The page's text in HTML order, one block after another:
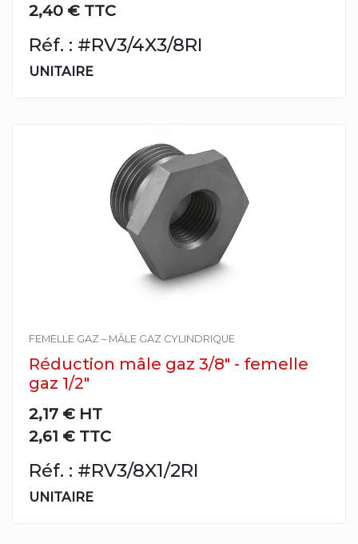
2,40 € TTC
Réf. : #RV3/4X3/8RI
UNITAIRE
FEMELLE GAZ – MÂLE GAZ CYLINDRIQUE
Réduction mâle gaz 3/8" - femelle
gaz 1/2"
2,17 € HT
2,61 € TTC
Réf. : #RV3/8X1/2RI
UNITAIRE